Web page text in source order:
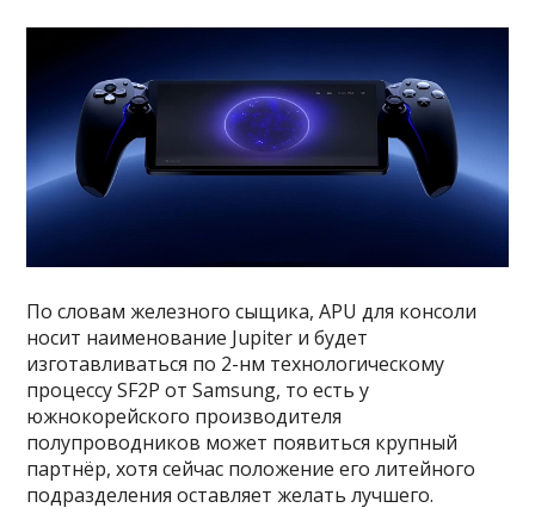
По словам железного сыщика, APU для консоли
носит наименование Jupiter и будет
изготавливаться по 2-нм технологическому
процессу SF2P от Samsung, то есть у
южнокорейского производителя
полупроводников может появиться крупный
партнёр, хотя сейчас положение его литейного
подразделения оставляет желать лучшего.